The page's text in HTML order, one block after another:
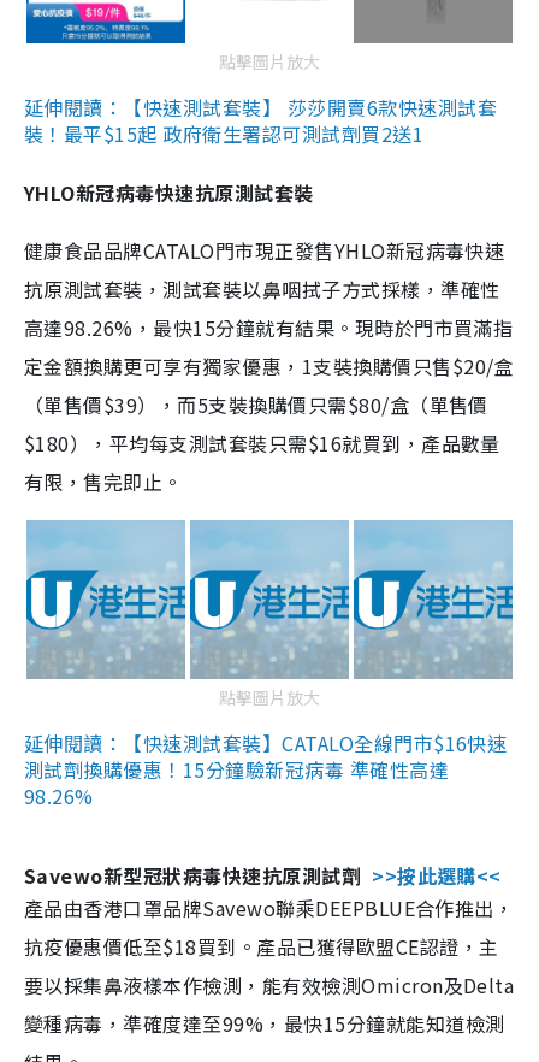
點擊圖片放大
延伸閱讀：【快速測試套裝】 莎莎開賣6款快速測試套
裝！最平$15起 政府衛生署認可測試劑買2送1
YHLO新冠病毒快速抗原測試套裝
健康食品品牌CATALO門市現正發售YHLO新冠病毒快速
抗原測試套裝，測試套裝以鼻咽拭子方式採樣，準確性
高達98.26%，最快15分鐘就有結果。現時於門市買滿指
定金額換購更可享有獨家優惠，1支裝換購價只售$20/盒
（單售價$39），而5支裝換購價只需$80/盒（單售價
$180），平均每支測試套裝只需$16就買到，產品數量
有限，售完即止。
點擊圖片放大
延伸閱讀：【快速測試套裝】CATALO全線門市$16快速
測試劑換購優惠！15分鐘驗新冠病毒 準確性高達
98.26%
Savewo新型冠狀病毒快速抗原測試劑 >>按此選購<<
產品由香港口罩品牌Savewo聯乘DEEPBLUE合作推出，
抗疫優惠價低至$18買到。產品已獲得歐盟CE認證，主
要以採集鼻液樣本作檢測，能有效檢測Omicron及Delta
變種病毒，準確度達至99%，最快15分鐘就能知道檢測